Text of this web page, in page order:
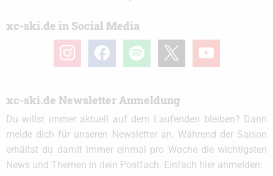
xc-ski.de in Social Media
instagramfacebook spotify youtube
xc-ski.de Newsletter Anmeldung
Du willst immer aktuell auf dem Laufenden bleiben? Dann
melde dich für unseren Newsletter an. Während der Saison
erhältst du damit immer einmal pro Woche die wichtigsten
News und Themen in dein Postfach. Einfach hier anmelden: